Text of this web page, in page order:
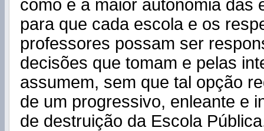
como é a maior autonomia das
para que cada escola e os
professores possam ser
decisões que tomam e pelas
assumem, sem que tal opção
de um progressivo, enleante e
de destruição da Escola